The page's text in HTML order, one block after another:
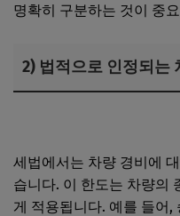
명확히 구분하는 것이 중
2) 법적으로 인정되는
세법에서는 차량 경비에
습니다. 이 한도는 차량의
게 적용됩니다. 예를 들어